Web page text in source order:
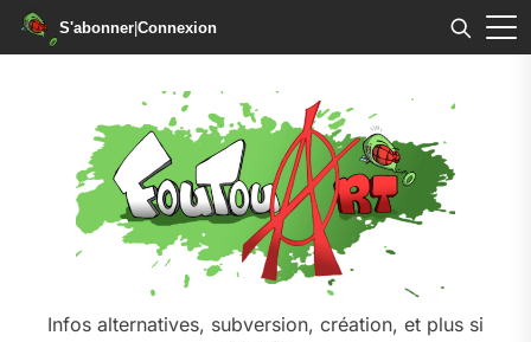
S'abonner|Connexion
Infos alternatives, subversion, création, et plus si